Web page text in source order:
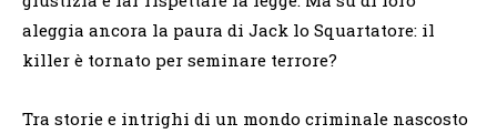
aleggia ancora la paura di Jack lo Squartatore: il
killer è tornato per seminare terrore?
Tra storie e intrighi di un mondo criminale nascosto